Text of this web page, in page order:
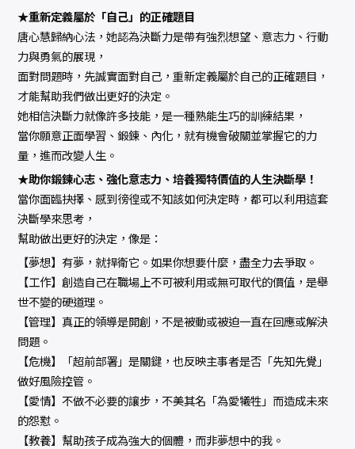
★重新定義屬於「自己」的正確題目
唐心慧歸納心法，她認為決斷力是帶有強烈想望、意志力、行動
力與勇氣的展現，
面對問題時，先誠實面對自己，重新定義屬於自己的正確題目，
才能幫助我們做出更好的決定。
她相信決斷力就像許多技能，是一種熟能生巧的訓練結果，
當你願意正面學習、鍛鍊、內化，就有機會破關並掌握它的力
量，進而改變人生。
★助你鍛鍊心志、強化意志力、培養獨特價值的人生決斷學！
當你面臨抉擇、感到徬徨或不知該如何決定時，都可以利用這套
決斷學來思考，
幫助做出更好的決定，像是：
【夢想】有夢，就捍衛它。如果你想要什麼，盡全力去爭取。
【工作】創造自己在職場上不可被利用或無可取代的價值，是舉
世不變的硬道理。
【管理】真正的領導是開創，不是被動或被迫一直在回應或解決
問題。
【危機】「超前部署」是關鍵，也反映主事者是否「先知先覺」
做好風險控管。
【愛情】不做不必要的讓步，不美其名「為愛犧牲」而造成未來
的怨懟。
【教養】幫助孩子成為強大的個體，而非夢想中的我。